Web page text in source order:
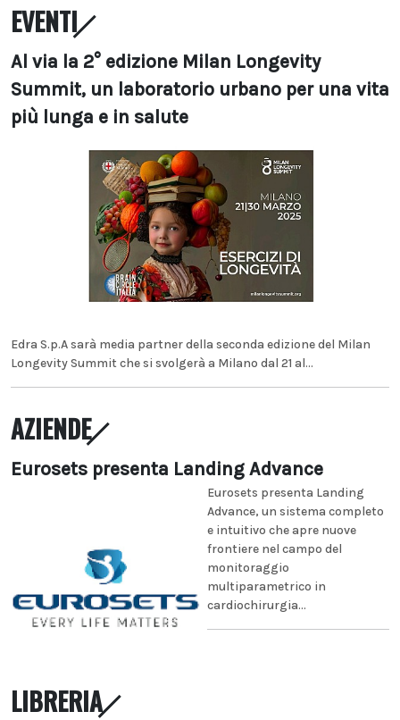
EVENTI
Al via la 2° edizione Milan Longevity
Summit, un laboratorio urbano per una vita
più lunga e in salute
Edra S.p.A sarà media partner della seconda edizione del Milan
Longevity Summit che si svolgerà a Milano dal 21 al...
AZIENDE
Eurosets presenta Landing Advance
Eurosets presenta Landing
Advance, un sistema completo
e intuitivo che apre nuove
frontiere nel campo del
monitoraggio
multiparametrico in
cardiochirurgia...
LIBRERIA